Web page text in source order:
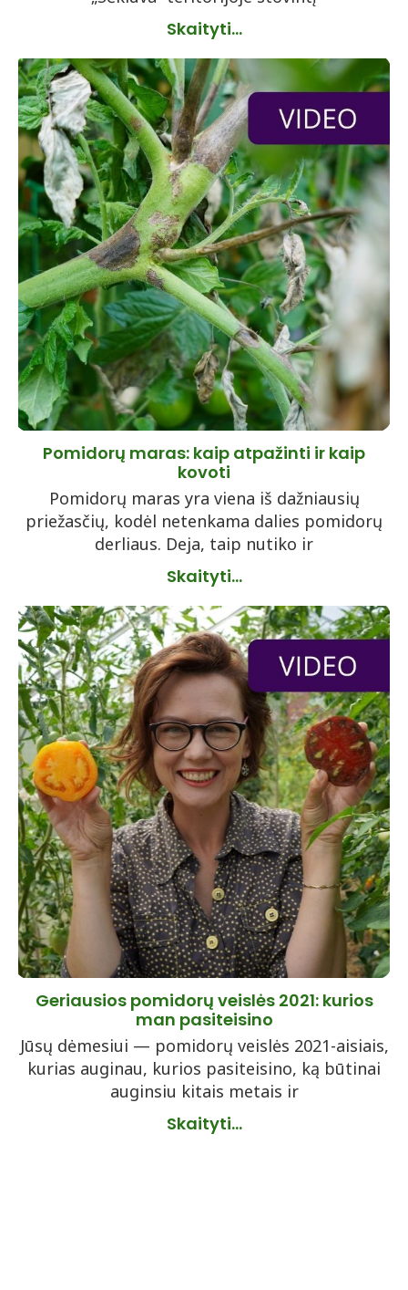
Skaityti...
Pomidorų maras: kaip atpažinti ir kaip
kovoti
Pomidorų maras yra viena iš dažniausių
priežasčių, kodėl netenkama dalies pomidorų
derliaus. Deja, taip nutiko ir
Skaityti...
Geriausios pomidorų veislės 2021: kurios
man pasiteisino
Jūsų dėmesiui — pomidorų veislės 2021-aisiais,
kurias auginau, kurios pasiteisino, ką būtinai
auginsiu kitais metais ir
Skaityti...